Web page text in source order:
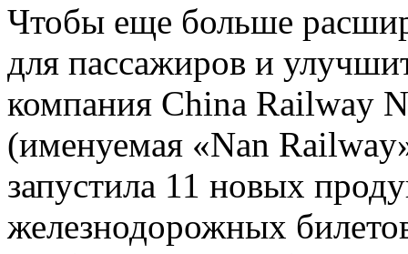
Чтобы еще больше
для пассажиров и
компания China Railway
(именуемая «Nan
запустила 11 новых
железнодорожных